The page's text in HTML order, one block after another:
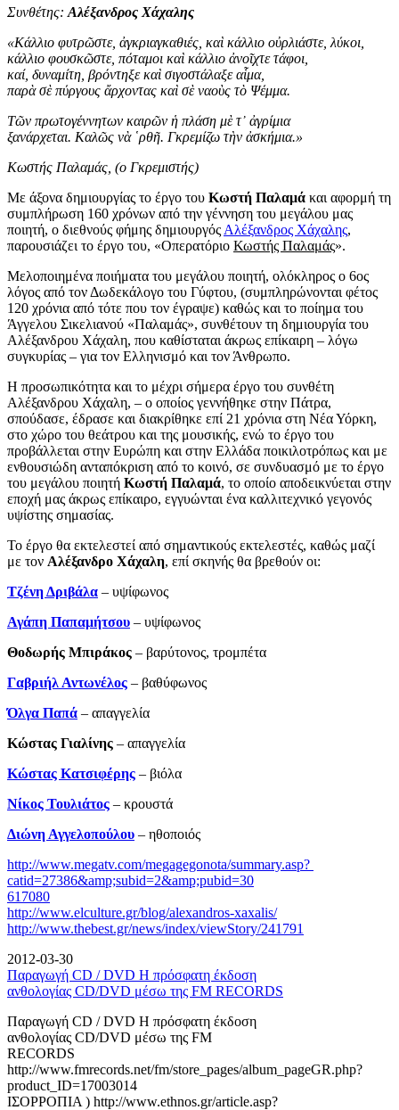
Συνθέτης: Αλέξανδρος Χάχαλης
«Κάλλιο φυτρῶστε, ἀγκριαγκαθιές, καὶ κάλλιο οὐρλιάστε, λύκοι,
κάλλιο φουσκῶστε, πόταμοι καὶ κάλλιο ἀνοῖχτε τάφοι,
καί, δυναμίτη, βρόντηξε καὶ σιγοστάλαξε αἷμα,
παρὰ σὲ πύργους ἄρχοντας καὶ σὲ ναοὺς τὸ Ψέμμα.
Τῶν πρωτογέννητων καιρῶν ἡ πλάση μὲ τ᾿ ἀγρίμια
ξανάρχεται. Καλῶς νὰ ῾ρθῆ. Γκρεμίζω τὴν ἀσκήμια.»
Κωστής Παλαμάς, (ο Γκρεμιστής)
Με άξονα δημιουργίας το έργο του Κωστή Παλαμά και αφορμή τη
συμπλήρωση 160 χρόνων από την γέννηση του μεγάλου μας
ποιητή, ο διεθνούς φήμης δημιουργός Αλέξανδρος Χάχαλης,
παρουσιάζει το έργο του, «Οπερατόριο Κωστής Παλαμάς».
Μελοποιημένα ποιήματα του μεγάλου ποιητή, ολόκληρος ο 6ος
λόγος από τον Δωδεκάλογο του Γύφτου, (συμπληρώνονται φέτος
120 χρόνια από τότε που τον έγραψε) καθώς και το ποίημα του
Άγγελου Σικελιανού «Παλαμάς», συνθέτουν τη δημιουργία του
Αλέξανδρου Χάχαλη, που καθίσταται άκρως επίκαιρη – λόγω
συγκυρίας – για τον Ελληνισμό και τον Άνθρωπο.
Η προσωπικότητα και το μέχρι σήμερα έργο του συνθέτη
Αλέξανδρου Χάχαλη, – ο οποίος γεννήθηκε στην Πάτρα,
σπούδασε, έδρασε και διακρίθηκε επί 21 χρόνια στη Νέα Υόρκη,
στο χώρο του θεάτρου και της μουσικής, ενώ το έργο του
προβάλλεται στην Ευρώπη και στην Ελλάδα ποικιλοτρόπως και με
ενθουσιώδη ανταπόκριση από το κοινό, σε συνδυασμό με το έργο
του μεγάλου ποιητή Κωστή Παλαμά, το οποίο αποδεικνύεται στην
εποχή μας άκρως επίκαιρο, εγγυώνται ένα καλλιτεχνικό γεγονός
υψίστης σημασίας.
Το έργο θα εκτελεστεί από σημαντικούς εκτελεστές, καθώς μαζί
με τον Αλέξανδρο Χάχαλη, επί σκηνής θα βρεθούν οι:
Τζένη Δριβάλα – υψίφωνος
Αγάπη Παπαμήτσου – υψίφωνος
Θοδωρής Μπιράκος – βαρύτονος, τρομπέτα
Γαβριήλ Αντωνέλος – βαθύφωνος
Όλγα Παπά – απαγγελία
Κώστας Γιαλίνης ­– απαγγελία
Κώστας Κατσιφέρης – βιόλα
Νίκος Τουλιάτος – κρουστά
Διώνη Αγγελοπούλου – ηθοποιός
http://www.megatv.com/megagegonota/summary.asp?
catid=27386&amp;subid=2&amp;pubid=30
617080
http://www.elculture.gr/blog/alexandros-xaxalis/
http://www.thebest.gr/news/index/viewStory/241791
2012-03-30
Παραγωγή CD / DVD Η πρόσφατη έκδοση
ανθολογίας CD/DVD μέσω της FM RECORDS
Παραγωγή CD / DVD Η πρόσφατη έκδοση
ανθολογίας CD/DVD μέσω της FM
RECORDS
http://www.fmrecords.net/fm/store_pages/album_pageGR.php?
product_ID=17003014
ΙΣΟΡΡΟΠΙΑ ) http://www.ethnos.gr/article.asp?